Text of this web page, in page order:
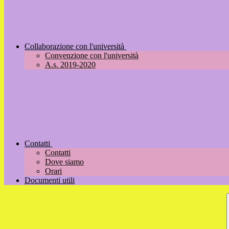
Collaborazione con l'università
Convenzione con l'università
A.s. 2019-2020
Contatti
Contatti
Dove siamo
Orari
Documenti utili